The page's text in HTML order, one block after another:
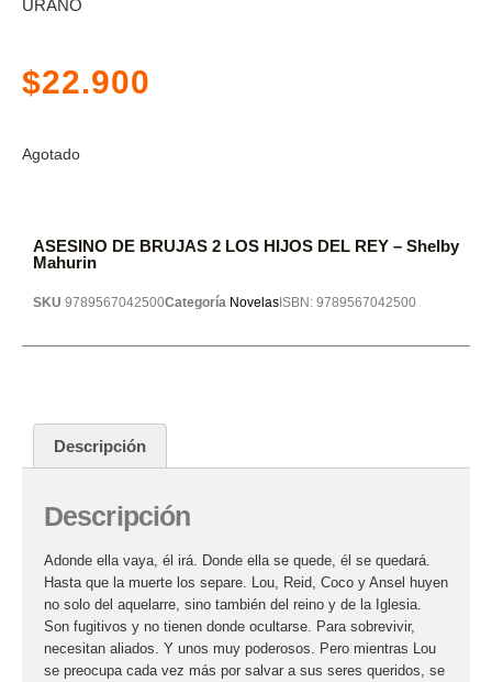
URANO
$22.900
Agotado
ASESINO DE BRUJAS 2 LOS HIJOS DEL REY – Shelby
Mahurin
SKU 9789567042500Categoría NovelasISBN: 9789567042500
Descripción
Descripción
Adonde ella vaya, él irá. Donde ella se quede, él se quedará.
Hasta que la muerte los separe. Lou, Reid, Coco y Ansel huyen
no solo del aquelarre, sino también del reino y de la Iglesia.
Son fugitivos y no tienen donde ocultarse. Para sobrevivir,
necesitan aliados. Y unos muy poderosos. Pero mientras Lou
se preocupa cada vez más por salvar a sus seres queridos, se